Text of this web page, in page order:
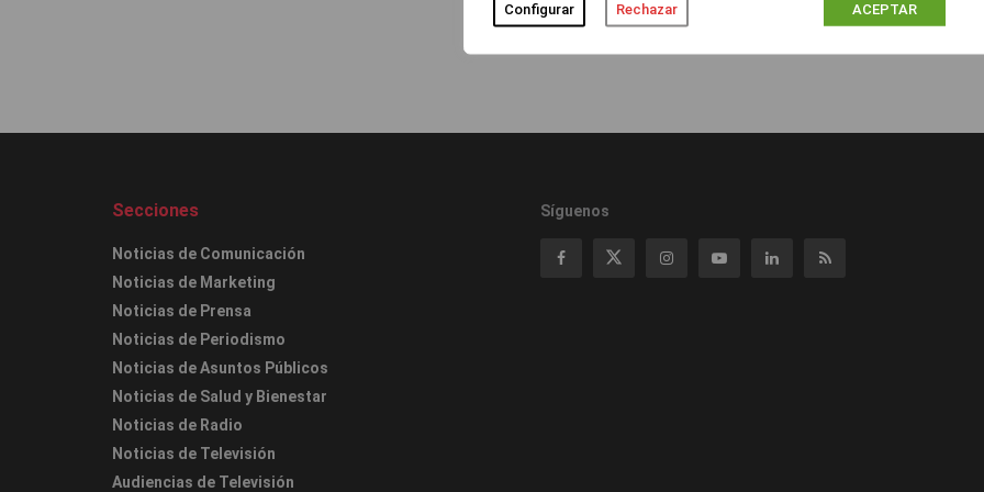
Configurar Rechazar ACEPTAR
Secciones
Noticias de Comunicación
Noticias de Marketing
Noticias de Prensa
Noticias de Periodismo
Noticias de Asuntos Públicos
Noticias de Salud y Bienestar
Noticias de Radio
Noticias de Televisión
Audiencias de Televisión
Síguenos